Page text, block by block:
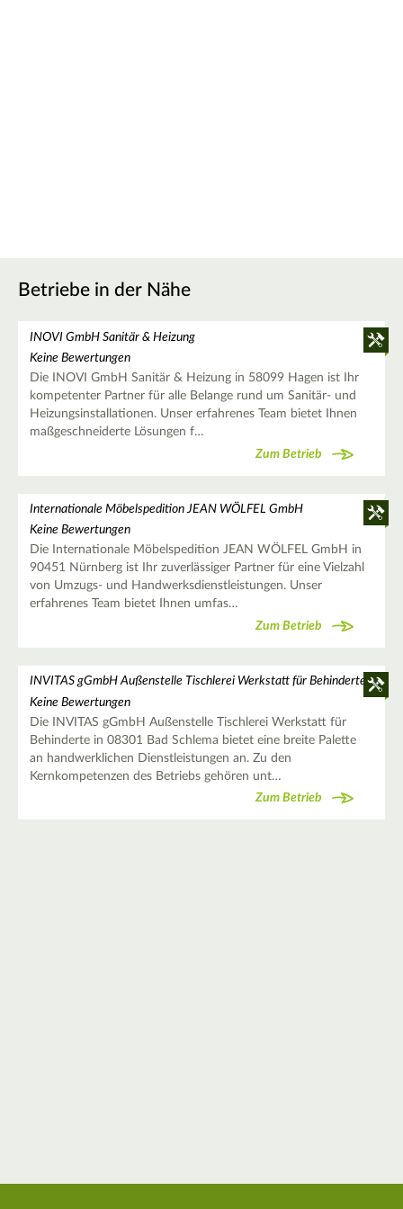
Betriebe in der Nähe
INOVI GmbH Sanitär & Heizung
Keine Bewertungen
Die INOVI GmbH Sanitär & Heizung in 58099 Hagen ist Ihr
kompetenter Partner für alle Belange rund um Sanitär- und
Heizungsinstallationen. Unser erfahrenes Team bietet Ihnen
maßgeschneiderte Lösungen f…
Zum Betrieb
Internationale Möbelspedition JEAN WÖLFEL GmbH
Keine Bewertungen
Die Internationale Möbelspedition JEAN WÖLFEL GmbH in
90451 Nürnberg ist Ihr zuverlässiger Partner für eine Vielzahl
von Umzugs- und Handwerksdienstleistungen. Unser
erfahrenes Team bietet Ihnen umfas…
Zum Betrieb
INVITAS gGmbH Außenstelle Tischlerei Werkstatt für Behinderte
Keine Bewertungen
Die INVITAS gGmbH Außenstelle Tischlerei Werkstatt für
Behinderte in 08301 Bad Schlema bietet eine breite Palette
an handwerklichen Dienstleistungen an. Zu den
Kernkompetenzen des Betriebs gehören unt…
Zum Betrieb